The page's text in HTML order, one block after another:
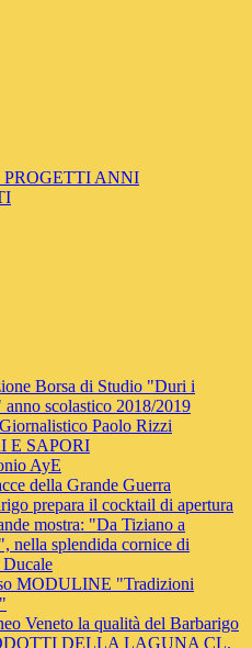
ANNI
Borsa di Studio "Duri i
scolastico 2018/2019
Paolo Rizzi
E SAPORI
AyE
della Grande Guerra
prepara il cocktail di apertura
mostra: "Da Tiziano a
nella splendida cornice di
Ducale
MODULINE "Tradizioni
Veneto la qualità del Barbarigo
DELLA LAGUNA CL.